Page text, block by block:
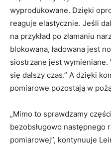
wyprodukowane. Dzięki
reaguje elastycznie. Jeśli
na przykład po złamaniu
blokowana, ładowana jest
siostrzane jest
się dalszy czas.” A dzięki
pomiarowe pozostają w
„Mimo to sprawdzamy
bezobsługowo następnego
pomiarowej”, kontynuuje